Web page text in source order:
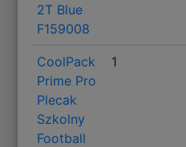
2T Blue
F159008
CoolPack
Prime Pro
Plecak
Szkolny
Football
1